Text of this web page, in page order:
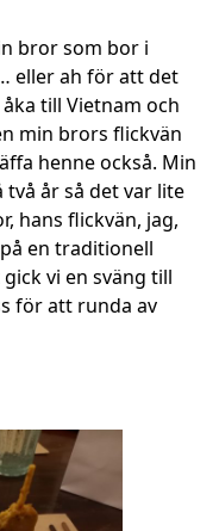
bror som bor i
eller ah för att det
till Vietnam och
min brors flickvän
henne också. Min
år så det var lite
hans flickvän, jag,
en traditionell
vi en sväng till
för att runda av